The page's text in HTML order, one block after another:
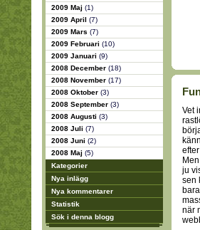
2009 Maj (1)
2009 April (7)
2009 Mars (7)
2009 Februari (10)
2009 Januari (9)
2008 December (18)
2008 November (17)
2008 Oktober (3)
2008 September (3)
2008 Augusti (3)
2008 Juli (7)
2008 Juni (2)
2008 Maj (5)
Kategorier
Nya inlägg
Nya kommentarer
Statistik
Sök i denna blogg
Vet
ju
sen
när